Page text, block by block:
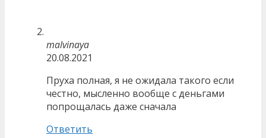
malvinaya
20.08.2021
Пруха полная, я не ожидала такого если
честно, мысленно вообще с деньгами
попрощалась даже сначала
Ответить